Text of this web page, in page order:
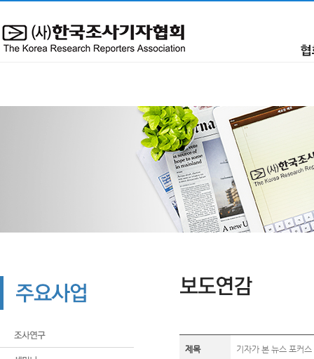
제목 기자가 본 뉴스 포커